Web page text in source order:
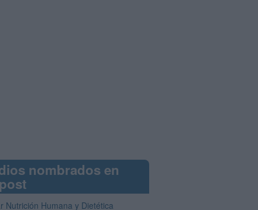
nombrados en
Nutrición Humana y Dietética